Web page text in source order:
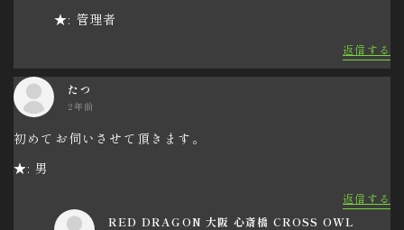
★: 管理者
返信する
たつ
2年前
初めてお伺いさせて頂きます。
★: 男
返信する
RED DRAGON 大阪 心斎橋 CROSS OWL